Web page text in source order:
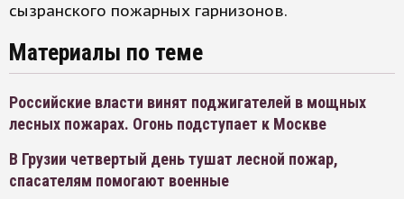
сызранского пожарных гарнизонов.
Материалы по теме
Российские власти винят поджигателей в мощных
лесных пожарах. Огонь подступает к Москве
В Грузии четвертый день тушат лесной пожар,
спасателям помогают военные